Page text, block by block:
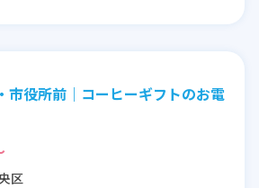
市役所前｜コーヒーギフトのお電
区